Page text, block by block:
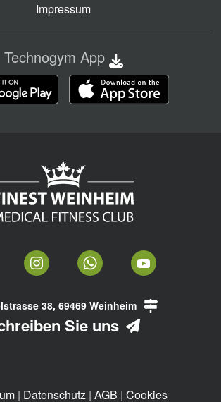
Impressum
Technogym App
38, 69469 Weinheim
Sie uns
| Datenschutz| AGB | Cookies